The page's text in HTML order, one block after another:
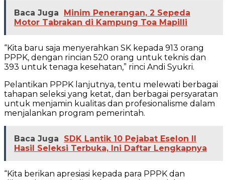
Baca Juga
Minim Penerangan, 2 Sepeda
Motor Tabrakan di Kampung Toa Mapilli
“Kita baru saja menyerahkan SK kepada 913 orang
PPPK, dengan rincian 520 orang untuk teknis dan
393 untuk tenaga kesehatan,” rinci Andi Syukri.
Pelantikan PPPK lanjutnya, tentu melewati berbagai
tahapan seleksi yang ketat, dan berbagai persyaratan
untuk menjamin kualitas dan profesionalisme dalam
menjalankan program pemerintah.
Baca Juga
SDK Lantik 10 Pejabat Eselon II
Hasil Seleksi Terbuka, Ini Daftar Lengkapnya
“Kita berikan apresiasi kepada para PPPK dan